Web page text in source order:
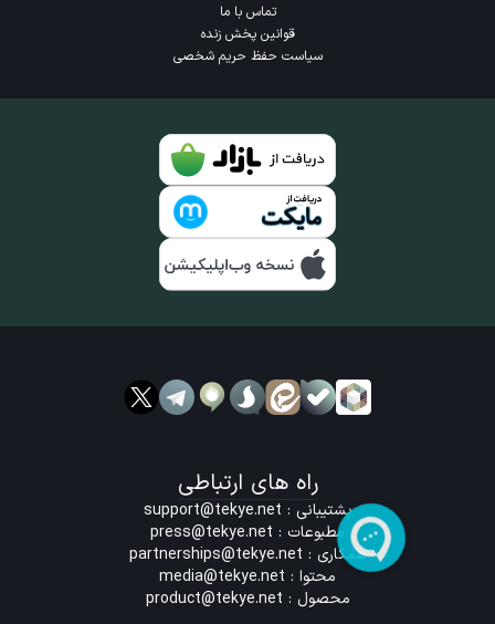
تماس با ما
قوانین پخش زنده
سیاست حفظ حریم شخصی
راه های ارتباطی
پشتیبانی : support@tekye.net
مطبوعات : press@tekye.net
همکاری : partnerships@tekye.net
محتوا : media@tekye.net
محصول : product@tekye.net